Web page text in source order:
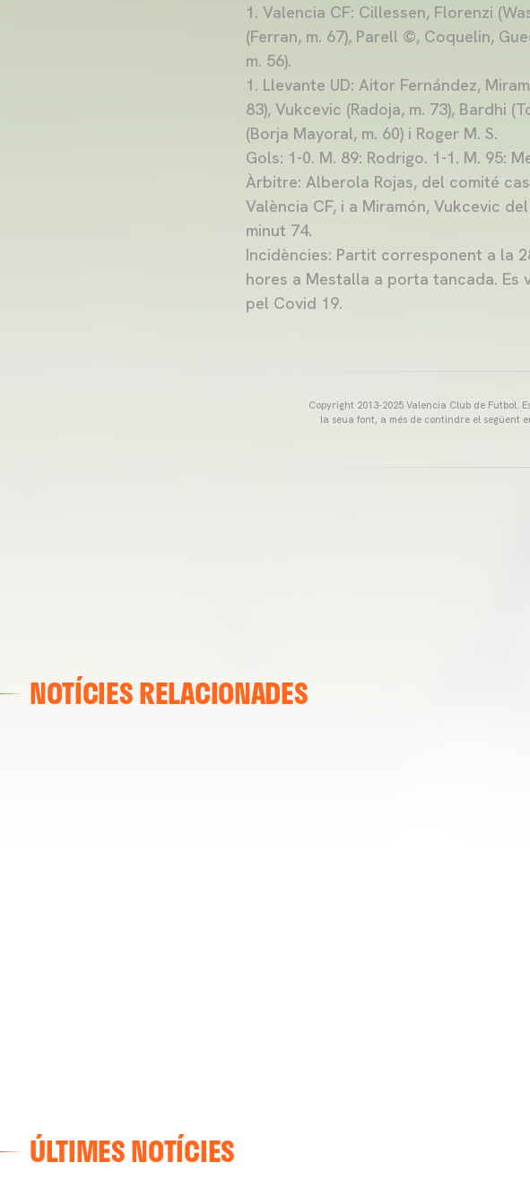
1. Valencia CF: Cillessen, Florenzi
(Ferran, m. 67), Parell ©, Coquelin,
m. 56).
1. Llevante UD: Aitor Fernández,
83), Vukcevic (Radoja, m. 73), Bardhi
(Borja Mayoral, m. 60) i Roger M. S.
Gols: 1-0. M. 89: Rodrigo. 1-1. M. 95:
Àrbitre: Alberola Rojas, del comité
València CF, i a Miramón, Vukcevic
minut 74.
Incidències: Partit corresponent a la
hores a Mestalla a porta tancada. Es
pel Covid 19.
Copyright 2013-2025 Valencia Club de
la seua font, a més de contindre el següent
NOTÍCIES RELACIONADES
VALENCIA CF
ENTRENAMENT DEL VALENCIA CF 04/03/26
ÚLTIMES NOTÍCIES